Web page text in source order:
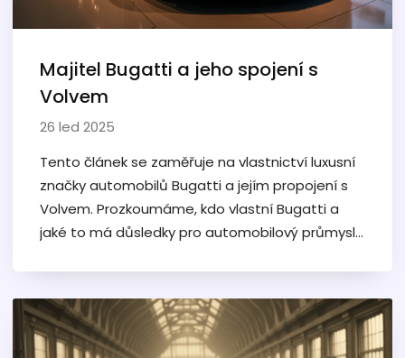
Majitel Bugatti a jeho spojení s
Volvem
26 led 2025
Tento článek se zaměřuje na vlastnictví luxusní
značky automobilů Bugatti a jejím propojení s
Volvem. Prozkoumáme, kdo vlastní Bugatti a
jaké to má důsledky pro automobilový průmysl.
zajímavé detaily a fakta o obou těchto
ikonických značkách.